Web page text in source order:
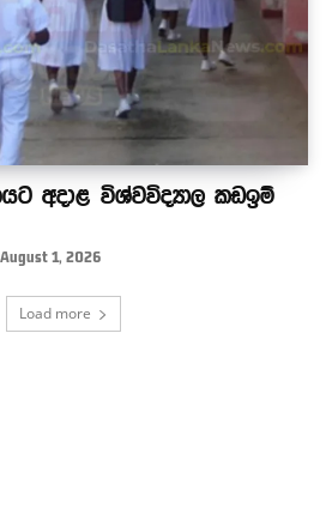
අදාළ විශ්වවිද්‍යාල කඩඉම්
August 1, 2026
Load more